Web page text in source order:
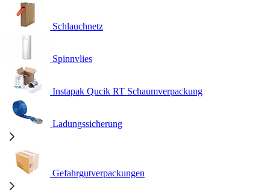
Schlauchnetz
Spinnvlies
Instapak Qucik RT Schaumverpackung
Ladungssicherung
Gefahrgutverpackungen